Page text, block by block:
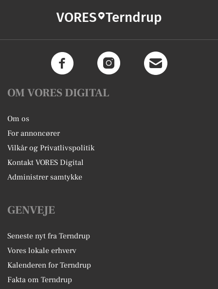
VORES Terndrup
OM VORES DIGITAL
Om os
For annoncører
Vilkår og Privatlivspolitik
Kontakt VORES Digital
Administrer samtykke
GENVEJE
Seneste nyt fra Terndrup
Vores lokale erhverv
Kalenderen for Terndrup
Fakta om Terndrup